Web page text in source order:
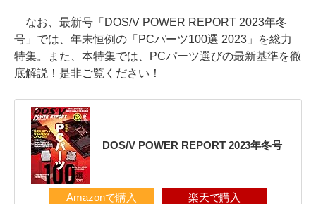
なお、最新号「DOS/V POWER REPORT 2023年冬
号」では、年末恒例の「PCパーツ100選 2023」を総力
特集。また、本特集では、PCパーツ選びの最新基準を徹
底解説！是非ご覧ください！
DOS/V POWER REPORT 2023年冬号
Amazonで購入 楽天で購入